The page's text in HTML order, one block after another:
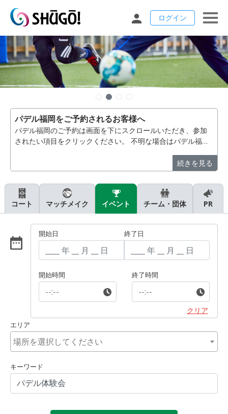
ログイン
パデル福岡をご予約されるお客様へ
パデル福岡のご予約は画面を下にスクロールいただき、参加
されたい項目をクリックください。 不明な場合はパデル福
続きを見る
コート マッチメイク イベント チーム・団体 PR
開始日 終了日
開始時間 終了時間
クリア
エリア
キーワード